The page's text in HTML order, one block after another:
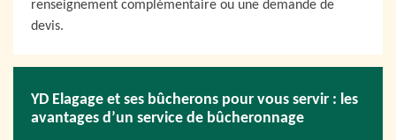
renseignement complémentaire ou une demande de
devis.
YD Elagage et ses bûcherons pour vous servir : les
avantages d’un service de bûcheronnage